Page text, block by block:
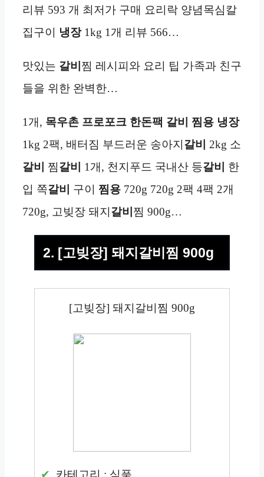
리뷰 593 개 최저가 구매 요리락 양념목심칼
집구이 냉장1kg 1개 리뷰 566…
맛있는 갈비 찜 레시피와 요리 팁 가족과 친구
들을 위한 완벽한…
1개, 목우촌 프로포크 한돈팩 갈비 찜용 냉장
1kg 2팩, 배터짐 부드러운 송아지 갈비
2kg 소
갈비
찜갈비 1개, 천지푸드 국내산 등갈비
한
입 쪽갈비 구이 찜용 720g 720g 2팩 4팩 2개
720g, 고빚장 돼지 갈비 찜 900g…
2. [고빚장] 돼지갈비찜 900g
[고빚장] 돼지갈비찜 900g
카테고리 : 식품